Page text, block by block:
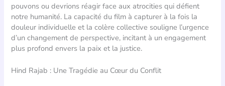
pouvons ou devrions réagir face aux atrocities qui défient
notre humanité. La capacité du film à capturer à la fois la
douleur individuelle et la colère collective souligne l’urgence
d’un changement de perspective, incitant à un engagement
plus profond envers la paix et la justice.
Hind Rajab : Une Tragédie au Cœur du Conflit